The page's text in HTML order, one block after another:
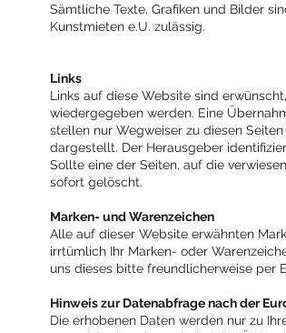
Sämtliche Texte, Grafiken und Bilder
Kunstmieten e.U. zulässig.
Links
Links auf diese Website sind
wiedergegeben werden. Eine
stellen nur Wegweiser zu diesen
dargestellt. Der Herausgeber
Sollte eine der Seiten, auf die
sofort gelöscht.
Marken- und Warenzeichen
Alle auf dieser Website erwähnten
irrtümlich Ihr Marken- oder
uns dieses bitte freundlicherweise per
Hinweis zur Datenabfrage nach der
Die erhobenen Daten werden nur zu